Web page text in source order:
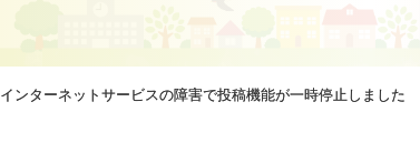
ンターネットサービスの障害で投稿機能が一時停止しました